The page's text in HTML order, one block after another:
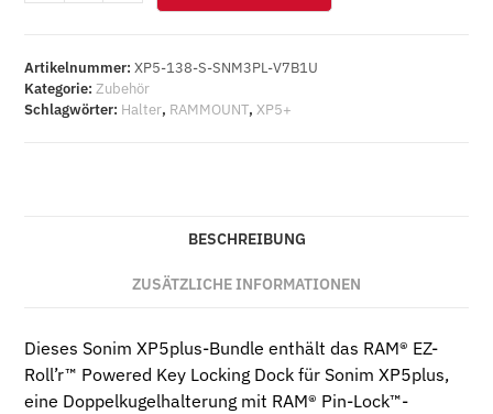
professionelles
Fahrzeug-
Bundle
Artikelnummer:XP5-138-S-SNM3PL-V7B1U
Kategorie:Zubehör
Schlagwörter: Halter, RAMMOUNT,XP5+
BESCHREIBUNG
ZUSÄTZLICHE INFORMATIONEN
Dieses Sonim XP5plus-Bundle enthält das RAM® EZ-
Roll’r™ Powered Key Locking Dock für Sonim XP5plus,
eine Doppelkugelhalterung mit RAM® Pin-Lock™-